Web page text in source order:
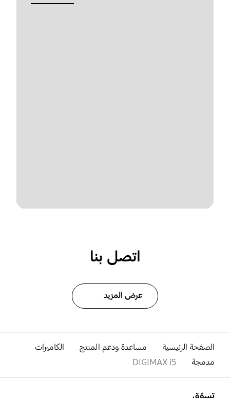
اتصل بنا
عرض المزيد
الصفحة الرئيسية مساعدة ودعم المنتج
الكاميرات
مدمجة
DIGIMAX i5
تسوّق